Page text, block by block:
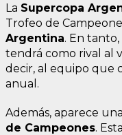
La Supercopa
Trofeo de
Argentina. En tanto,
tendrá como rival al
decir, al equipo que
anual.
Además, aparece
de Campeones.